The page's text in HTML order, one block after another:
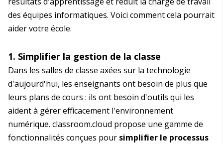
des équipes informatiques. Voici comment cela pourrait
aider votre école.
1. Simplifier la gestion de la classe
Dans les salles de classe axées sur la technologie
d'aujourd'hui, les enseignants ont besoin de plus que
leurs plans de cours : ils ont besoin d'outils qui les
aident à gérer efficacement l'environnement
numérique. classroom.cloud propose une gamme de
fonctionnalités conçues pour simplifier le processus